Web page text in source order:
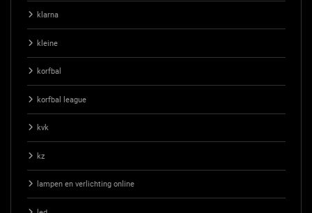
klarna
kleine
korfbal
korfbal league
kvk
kz
lampen en verlichting online